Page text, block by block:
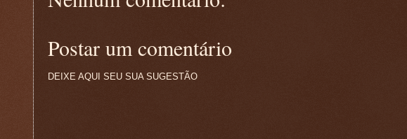
Postar um comentário
DEIXE AQUI SEU SUA SUGESTÃO